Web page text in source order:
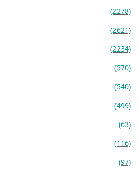
(2278)
(2621)
(2234)
(570)
(540)
(499)
(63)
(116)
(97)